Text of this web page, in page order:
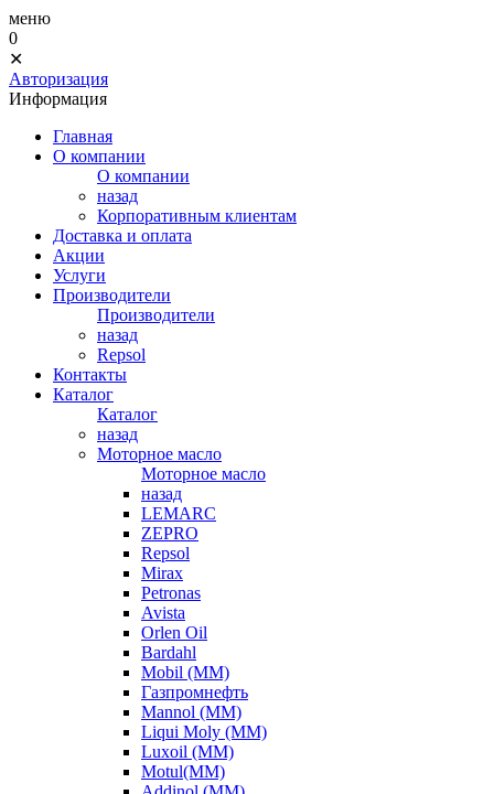
меню
0
✕
Авторизация
Информация
Главная
О компании
О компании
назад
Корпоративным клиентам
Доставка и оплата
Акции
Услуги
Производители
Производители
назад
Repsol
Контакты
Каталог
Каталог
назад
Моторное масло
Моторное масло
назад
LEMARC
ZEPRO
Repsol
Mirax
Petronas
Avista
Orlen Oil
Bardahl
Mobil (ММ)
Газпромнефть
Mannol (ММ)
Liqui Moly (ММ)
Luxoil (ММ)
Motul(ММ)